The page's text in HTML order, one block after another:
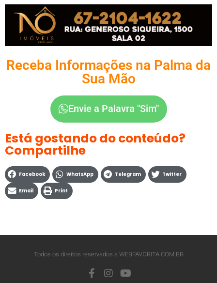
Receba Informações na Palma da
Sua Mão
Envie a Palavra "Sim"
Está gostando do conteúdo?
Compartilhe
Facebook WhatsApp Telegram Twitter
Email Print
Todos os direitos reservados a WEBFAVORITA.COM.BR